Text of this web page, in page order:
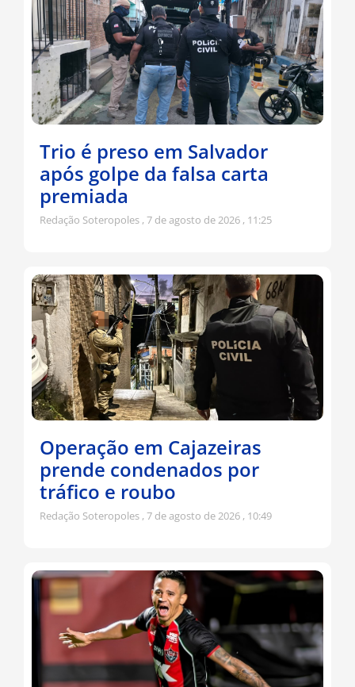
Trio é preso em Salvador
após golpe da falsa carta
premiada
Redação Soteropoles 7 de agosto de 2026 11:25
Operação em Cajazeiras
prende condenados por
tráfico e roubo
Redação Soteropoles 7 de agosto de 2026 10:49